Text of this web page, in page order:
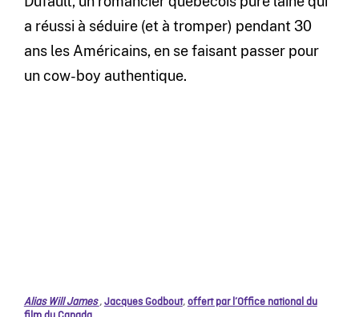
a réussi à séduire (et à tromper) pendant 30
ans les Américains, en se faisant passer pour
un cow-boy authentique.
Alias Will James,Jacques Godbout,offert par l’Office national du